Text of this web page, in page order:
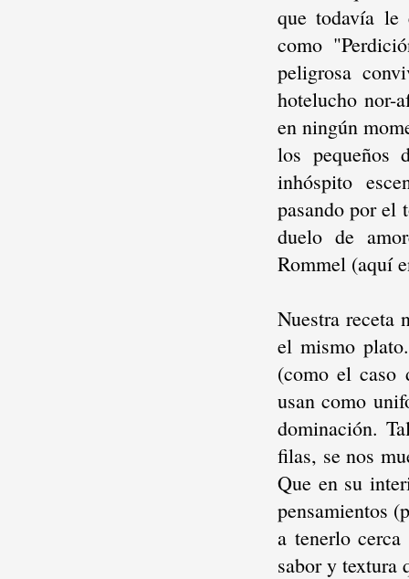
que todavía le
como
peligrosa
hotelucho nor-
en ningún
los pequeños
inhóspito
pasando por el
duelo de
Rommel (aquí
Nuestra receta
el mismo
(como el caso
usan como
dominación.
filas, se nos
Que en su
pensamientos
a tenerlo cerca
sabor y textura